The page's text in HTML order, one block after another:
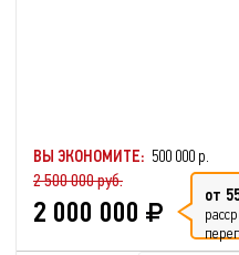
ВЫ ЭКОНОМИТЕ: 500 000 р.
2 500 000 руб.
2 000 000 от